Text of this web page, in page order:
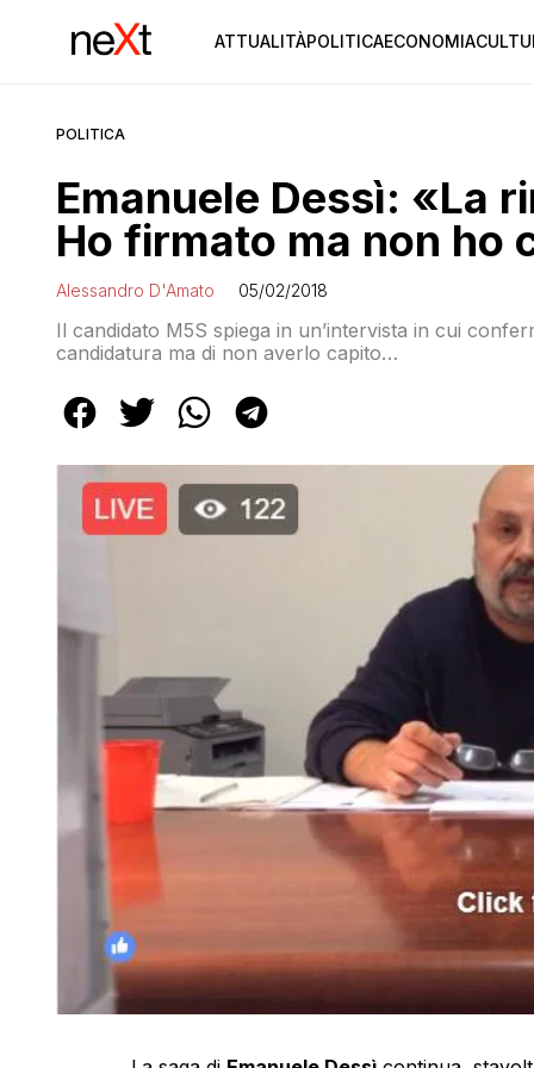
ATTUALITÀPOLITICAECONOMIA
POLITICA
Emanuele Dessì: «La
Ho firmato ma non ho
Alessandro D'Amato 05/02/2018
Il candidato M5S spiega in un’intervista in cui
candidatura ma di non averlo capito…